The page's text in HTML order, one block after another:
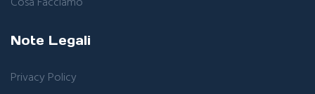
Note Legali
Privacy Policy